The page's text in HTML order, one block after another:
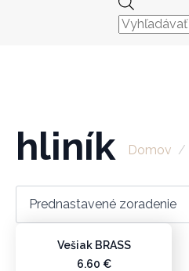
search
hliník Domov
Vešiak BRASS
6.60 €